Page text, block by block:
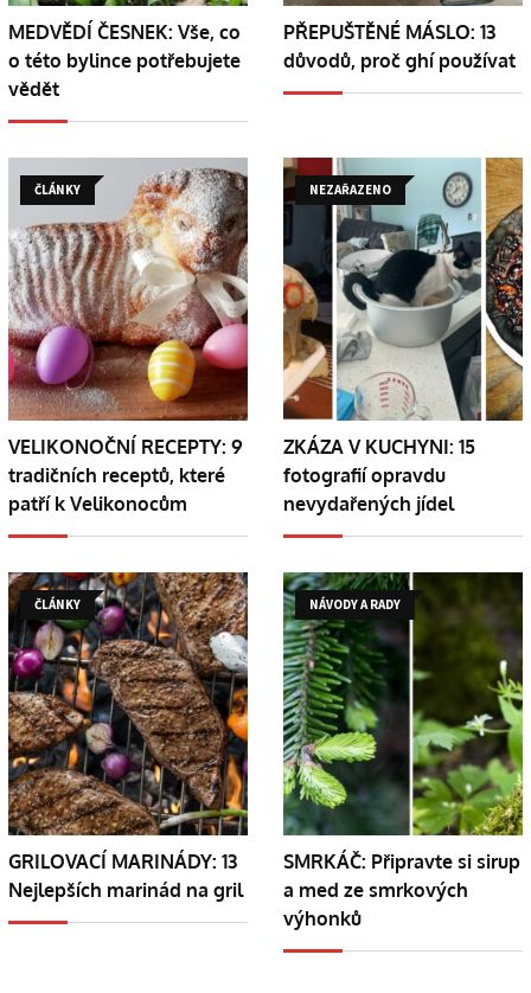
MEDVĚDÍ ČESNEK: Vše, co
o této bylince potřebujete
vědět
PŘEPUŠTĚNÉ MÁSLO: 13
důvodů, proč ghí používat
ČLÁNKY
VELIKONOČNÍ RECEPTY: 9
tradičních receptů, které
patří k Velikonocům
NEZAŘAZENO
ZKÁZA V KUCHYNI: 15
fotografií opravdu
nevydařených jídel
ČLÁNKY
GRILOVACÍ MARINÁDY: 13
Nejlepších marinád na gril
NÁVODY A RADY
SMRKÁČ: Připravte si sirup
a med ze smrkových
výhonků